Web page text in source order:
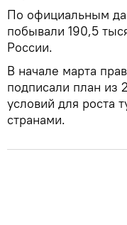
По официальным
побывали 190,5
России.
В начале марта
подписали план из
условий для роста
странами.